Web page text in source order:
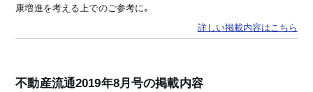
康増進を考える上でのご参考に。
詳しい掲載内容はこちら
不動産流通2019年8月号の掲載内容